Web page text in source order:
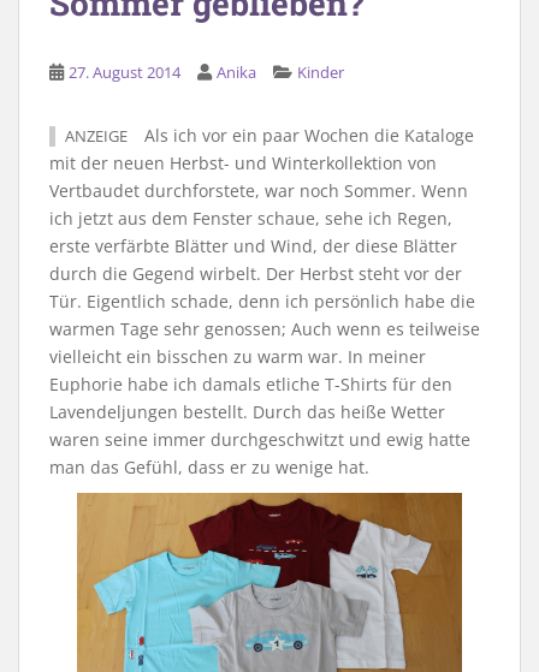
27. August 2014 Anika Kinder
ANZEIGE
Als ich vor ein paar Wochen die Kataloge
mit der neuen Herbst- und Winterkollektion von
Vertbaudet durchforstete, war noch Sommer. Wenn
ich jetzt aus dem Fenster schaue, sehe ich Regen,
erste verfärbte Blätter und Wind, der diese Blätter
durch die Gegend wirbelt. Der Herbst steht vor der
Tür. Eigentlich schade, denn ich persönlich habe die
warmen Tage sehr genossen; Auch wenn es teilweise
vielleicht ein bisschen zu warm war. In meiner
Euphorie habe ich damals etliche T-Shirts für den
Lavendeljungen bestellt. Durch das heiße Wetter
waren seine immer durchgeschwitzt und ewig hatte
man das Gefühl, dass er zu wenige hat.